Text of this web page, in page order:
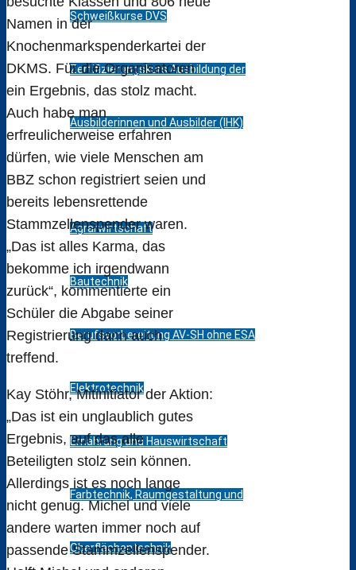
Schweißkurse DVS
Zertifizierungskurs Ausbildung der
Ausbilderinnen und Ausbilder (IHK)
Berufsfelder
Agrarwirtschaft
Bautechnik
Berufsvorbereitung AV-SH ohne ESA
Elektrotechnik
Ernährung und Hauswirtschaft
Farbtechnik, Raumgestaltung und
Oberflächentechnik
Namen in der
Knochenmarkspenderkartei der
DKMS. Für die Organisatoren
ein Ergebnis, das stolz macht.
Auch habe man
erfreulicherweise erfahren
dürfen, wie viele Menschen am
BBZ schon registriert seien und
bereits lebensrettende
Stammzellenspender waren.
„Das ist alles Karma, das
bekomme ich irgendwann
zurück“, kommentierte ein
Schüler die Abgabe seiner
Registrierung dann auch
treffend.
Kay Stöhr, Mitinitiator der Aktion:
„Das ist ein unglaublich gutes
Ergebnis, auf das alle
Beteiligten stolz sein können.
Allerdings ist es noch lange
nicht genug. Michel und viele
andere warten immer noch auf
passende Stammzellenspender.